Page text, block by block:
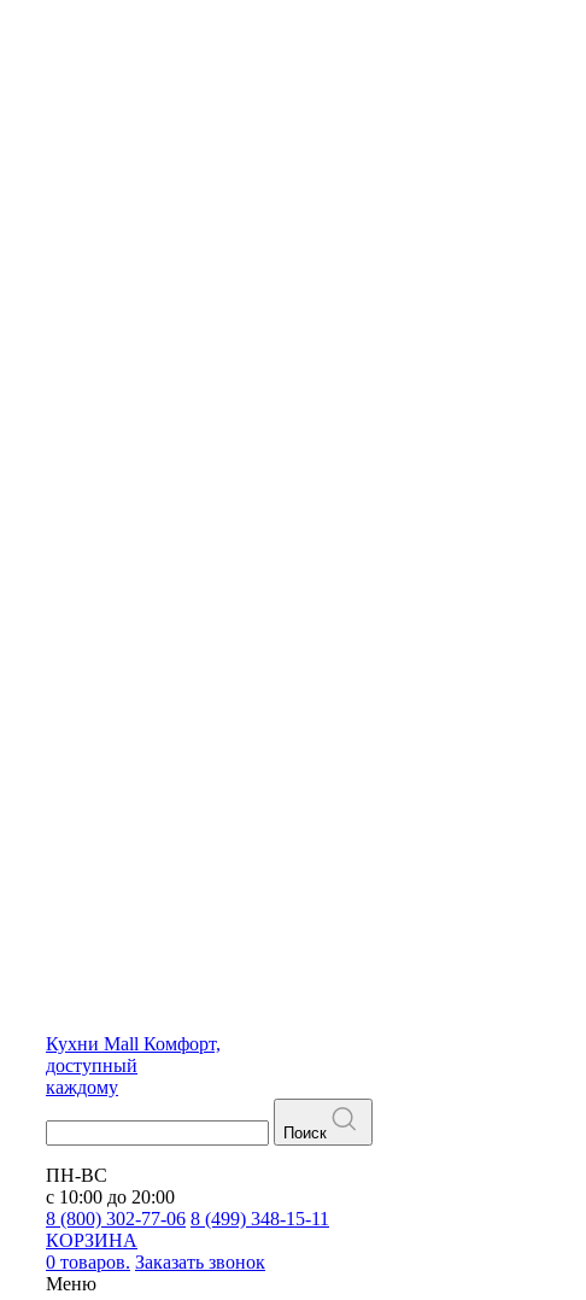
Кухни Mall Комфорт,
доступный
каждому
Поиск
ПН-ВС
с 10:00 до 20:00
8 (800) 302-77-06 8 (499) 348-15-11
КОРЗИНА
0 товаров. Заказать звонок
Меню